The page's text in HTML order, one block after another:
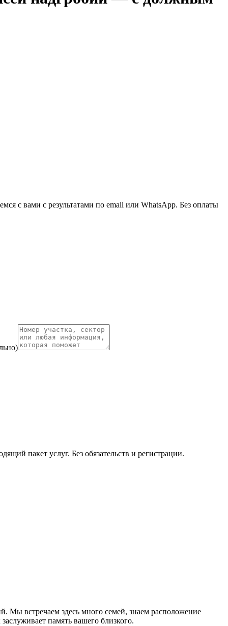
с вами с результатами по email или WhatsApp. Без оплаты
пакет услуг. Без обязательств и регистрации.
Мы встречаем здесь много семей, знаем расположение
память вашего близкого.